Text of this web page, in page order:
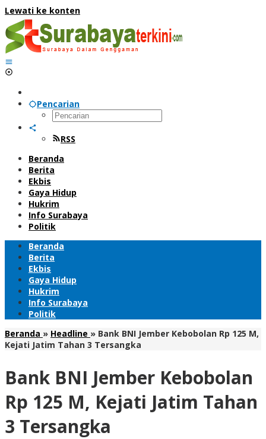
Lewati ke konten
Pencarian
RSS
Beranda
Berita
Ekbis
Gaya Hidup
Hukrim
Info Surabaya
Politik
Beranda
Berita
Ekbis
Gaya Hidup
Hukrim
Info Surabaya
Politik
Beranda » Headline » Bank BNI Jember Kebobolan Rp 125 M,
Kejati Jatim Tahan 3 Tersangka
Bank BNI Jember Kebobolan
Rp 125 M, Kejati Jatim Tahan
3 Tersangka